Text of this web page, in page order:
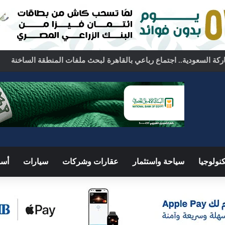
السعودية.. اجتماع رباعي بالقاهرة لبحث ملفات المنطقة الساخنة
سياحة واستثمار عقارات وشركات سيارات